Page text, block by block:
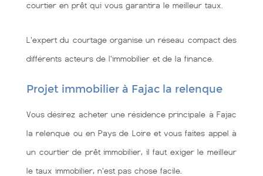
courtier en prêt qui vous garantira le meilleur taux.
L'expert du courtage organise un réseau compact des
différents acteurs de l'immobilier et de la finance.
Projet immobilier à Fajac la relenque
Vous désirez acheter une résidence principale à Fajac
la relenque ou en Pays de Loire et vous faites appel à
un courtier de prêt immobilier, il faut exiger le meilleur
le taux immobilier, n'est pas chose facile.